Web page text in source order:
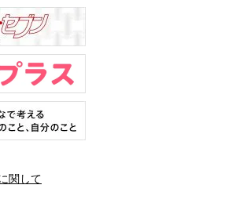
関して